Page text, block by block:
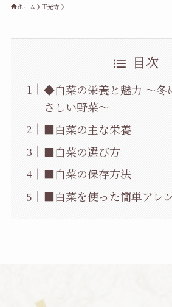
ホーム 正光寺
目次
◆白菜の栄養と魅力 ～冬
さしい野菜～
■白菜の主な栄養
■白菜の選び方
■白菜の保存方法
■白菜を使った簡単アレ